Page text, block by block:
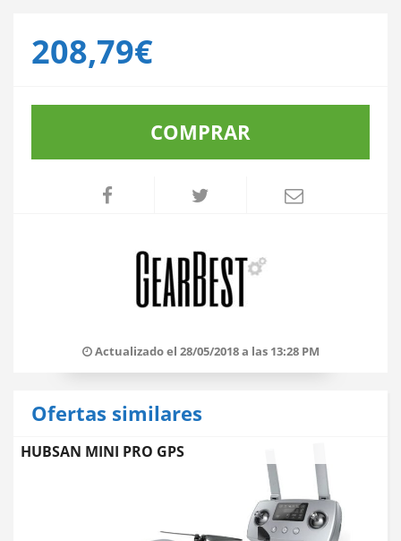
208,79€
COMPRAR
Actualizado el 28/05/2018 a las 13:28 PM
Ofertas similares
HUBSAN MINI PRO GPS